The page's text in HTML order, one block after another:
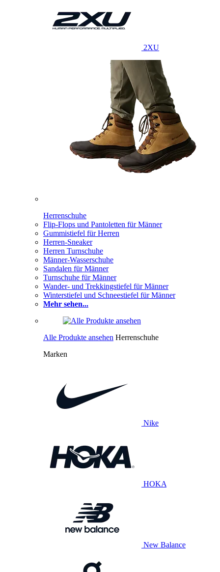
2XU
Herrenschuhe
Flip-Flops und Pantoletten für Männer
Gummistiefel für Herren
Herren-Sneaker
Herren Turnschuhe
Männer-Wasserschuhe
Sandalen für Männer
Turnschuhe für Männer
Wander- und Trekkingstiefel für Männer
Winterstiefel und Schneestiefel für Männer
Mehr sehen...
Alle Produkte ansehen Herrenschuhe
Marken
Nike
HOKA
New Balance